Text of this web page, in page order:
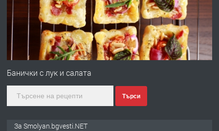
преди 2 години
ПРЕДЛАГА Иглолистни Пелети клас А1
Банички с лук и салата
Търси
За Smolyan.bgvesti.NET